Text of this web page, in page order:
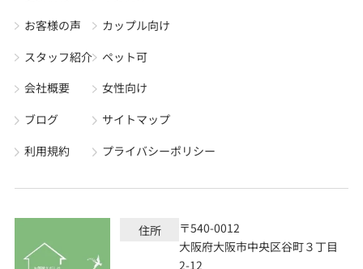
お客様の声
スタッフ紹介
会社概要
ブログ
利用規約
カップル向け
ペット可
女性向け
サイトマップ
プライバシーポリシー
住所
〒540-0012
大阪府大阪市中央区谷町３丁目
2-12